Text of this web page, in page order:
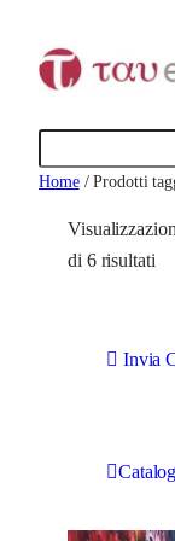
Home/ Prodotti
di 6 risultatiO
i
n
Invia